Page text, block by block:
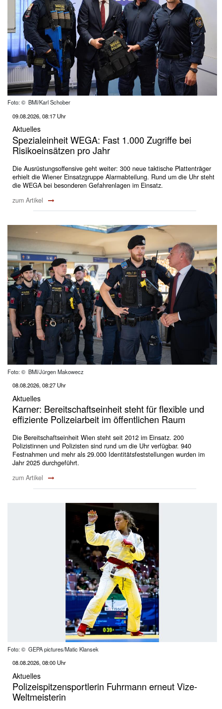
Foto: © BMI/Karl Schober
09.08.2026, 08:17 Uhr
Aktuelles
Spezialeinheit WEGA: Fast 1.000 Zugriffe bei
Risikoeinsätzen pro Jahr
Die Ausrüstungsoffensive geht weiter: 300 neue taktische Plattenträger
erhielt die Wiener Einsatzgruppe Alarmabteilung. Rund um die Uhr steht
die WEGA bei besonderen Gefahrenlagen im Einsatz.
zum Artikel
Foto: © BMI/Jürgen Makowecz
08.08.2026, 08:27 Uhr
Aktuelles
Karner: Bereitschaftseinheit steht für flexible und
effiziente Polizeiarbeit im öffentlichen Raum
Die Bereitschaftseinheit Wien steht seit 2012 im Einsatz. 200
Polizistinnen und Polizisten sind rund um die Uhr verfügbar. 940
Festnahmen und mehr als 29.000 Identitätsfeststellungen wurden im
Jahr 2025 durchgeführt.
zum Artikel
Foto: © GEPA pictures/Matic Klansek
08.08.2026, 08:00 Uhr
Aktuelles
Polizeispitzensportlerin Fuhrmann erneut Vize-
Weltmeisterin